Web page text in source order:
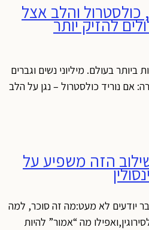
והלב אצל
להזיק יותר
בעולם. מיליוני נשים וגברים
אם נוריד כולסטרול – נגן על הלב
הזה משפיע על
יודעים לא מעט:מה זה סוכר, למה
מה “אמור” להיות